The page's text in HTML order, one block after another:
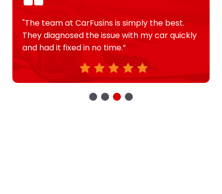
"The team at CarFusins is simply the best.
They diagnosed the issue with my car quickly
and had it fixed in no time.”